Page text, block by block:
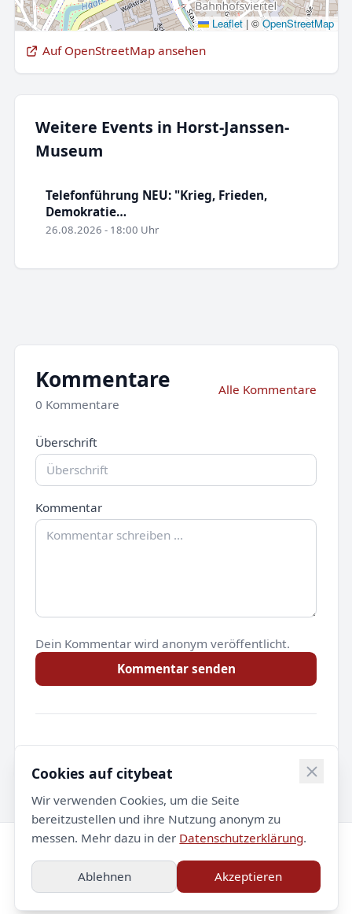
Leaflet |©OpenStreetMap
Auf OpenStreetMap ansehen
Weitere Events in Horst-Janssen-
Museum
Telefonführung NEU: "Krieg, Frieden,
Demokratie…
26.08.2026 - 18:00 Uhr
Kommentare
0 Kommentare
Alle Kommentare
Überschrift
Kommentar
Dein Kommentar wird anonym veröffentlicht.
Kommentar senden
Noch keine Kommentare.
© 2026 citybeat. Alle Rechte vorbehalten.
Impressum
Datenschutz Kontakt
Cookies auf citybeat
Wir verwenden Cookies, um die Seite
bereitzustellen und ihre Nutzung anonym zu
messen. Mehr dazu in der Datenschutzerklärung.
Ablehnen Akzeptieren